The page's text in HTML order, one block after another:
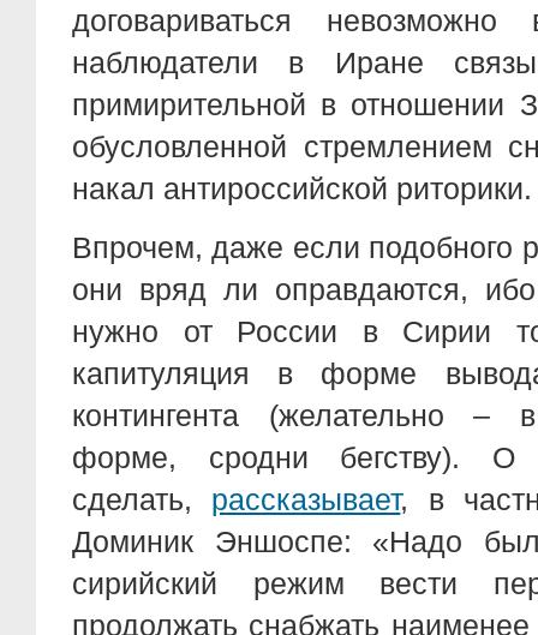
договариваться
наблюдатели в Иране
примирительной в отношении
обусловленной стремлением
накал антироссийской риторики.
Впрочем, даже если подобного
они вряд ли оправдаются,
нужно от России в Сирии
капитуляция в форме
контингента (желательно –
форме, сродни бегству).
сделать, рассказывает, в
Доминик Эншоспе: «Надо
сирийский режим вести
продолжать снабжать